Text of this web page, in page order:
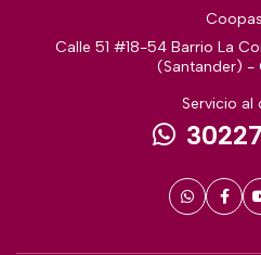
Calle 51 #18-54 Barrio La
(Santander) -
Servicio al